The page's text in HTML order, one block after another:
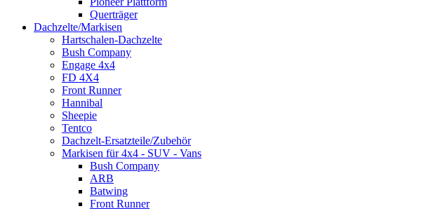
Querträger
Dachzelte/Markisen
Hartschalen-Dachzelte
Bush Company
Engage 4x4
FD 4X4
Front Runner
Hannibal
Sheepie
Tentco
Dachzelt-Ersatzteile/Zubehör
Markisen für 4x4 - SUV - Vans
Bush Company
ARB
Batwing
Front Runner